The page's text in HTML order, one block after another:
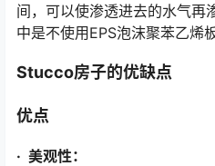
间，可以使渗透进去的水气再
中是不使用EPS泡沫聚苯乙烯板
Stucco房子的优缺点
优点
· 美观性：